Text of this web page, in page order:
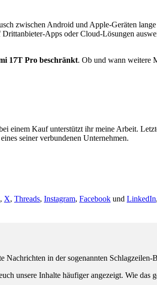
zwischen Android und Apple-Geräten
Apps oder Cloud-Lösungen
17T Pro beschränkt. Ob und wann weitere
einem Kauf unterstützt ihr meine Arbeit.
seiner verbundenen Unternehmen.
, X, Threads, Instagram, Facebook und LinkedIn
in der sogenannten
unsere Inhalte häufiger angezeigt. Wie das